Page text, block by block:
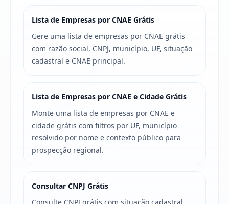
Lista de Empresas por CNAE Grátis
Gere uma lista de empresas por CNAE grátis
com razão social, CNPJ, município, UF, situação
cadastral e CNAE principal.
Lista de Empresas por CNAE e Cidade Grátis
Monte uma lista de empresas por CNAE e
cidade grátis com filtros por UF, município
resolvido por nome e contexto público para
prospecção regional.
Consultar CNPJ Grátis